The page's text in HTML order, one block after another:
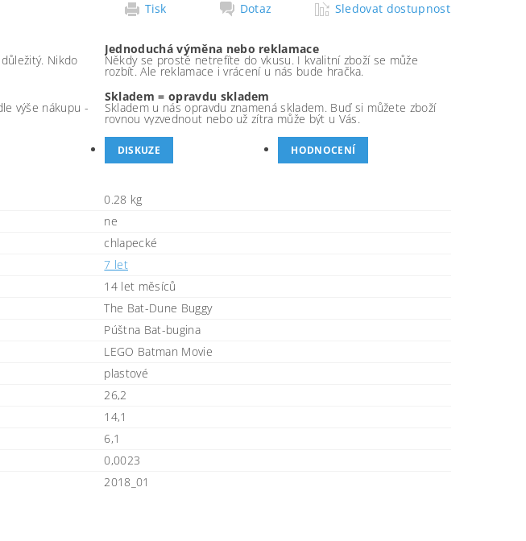
Tisk Dotaz Sledovat dostupnost
Nikdo
Jednoduchá výměna nebo reklamace
Někdy se prostě netrefíte do vkusu. I kvalitní zboží se může
rozbít. Ale reklamace i vrácení u nás bude hračka.
výše nákupu -
Skladem = opravdu skladem
Skladem u nás opravdu znamená skladem. Buď si můžete zboží
rovnou vyzvednout nebo už zítra může být u Vás.
DISKUZE HODNOCENÍ
0.28 kg
ne
chlapecké
7 let
14 let měsíců
The Bat-Dune Buggy
Púštna Bat-bugina
LEGO Batman Movie
plastové
26,2
14,1
6,1
0,0023
2018_01